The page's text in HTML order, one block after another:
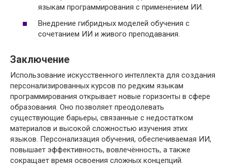
языкам программирования с применением ИИ.
Внедрение гибридных моделей обучения с
сочетанием ИИ и живого преподавания.
Заключение
Использование искусственного интеллекта для создания
персонализированных курсов по редким языкам
программирования открывает новые горизонты в сфере
образования. Оно позволяет преодолевать
существующие барьеры, связанные с недостатком
материалов и высокой сложностью изучения этих
языков. Персонализация обучения, обеспечиваемая ИИ,
повышает эффективность, вовлечённость, а также
сокращает время освоения сложных концепций.